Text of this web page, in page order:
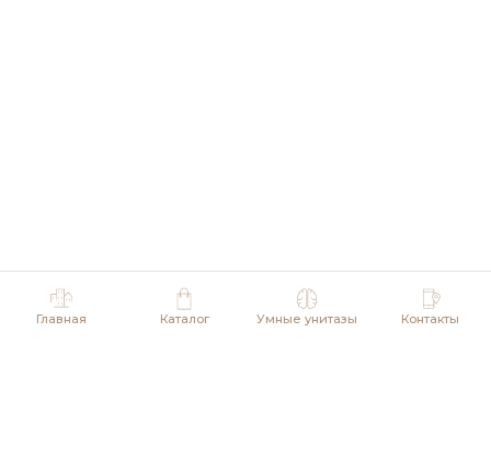
Главная Каталог Умные унитазы Контакты